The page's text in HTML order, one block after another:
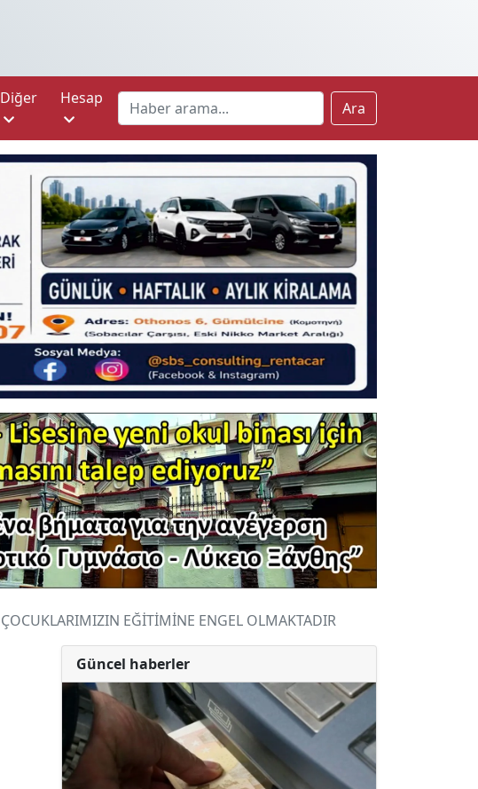
Diğer Hesap
Ara
EĞİTİMİNE ENGEL OLMAKTADIR
Güncel haberler